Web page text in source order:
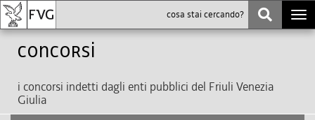
Concorsi
i concorsi indetti dagli enti pubblici del Friuli Venezia
Giulia